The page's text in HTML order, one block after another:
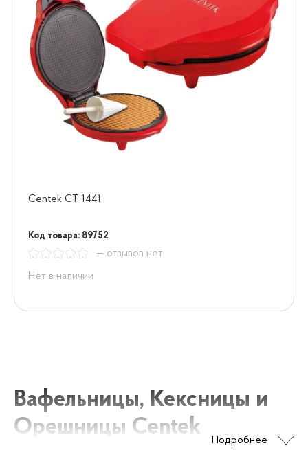
Centek CT-1441
Код товара: 89752
— отзывов нет
Нет в наличии
Подробнее
Вафельницы, Кексницы и
Орешницы Centek